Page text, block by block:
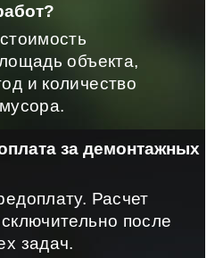
объекта,
и количество
за демонтажных
Расчет
после
задач.